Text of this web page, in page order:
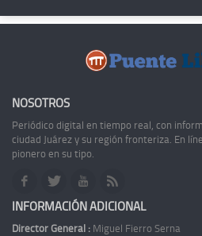
NOSOTROS
Periódico digital en tiempo real, con
ciudad Juárez y su región fronteriza. En
pionero en su tipo.
INFORMACIÓN ADICIONAL
Director General : Miguel Fierro Serna